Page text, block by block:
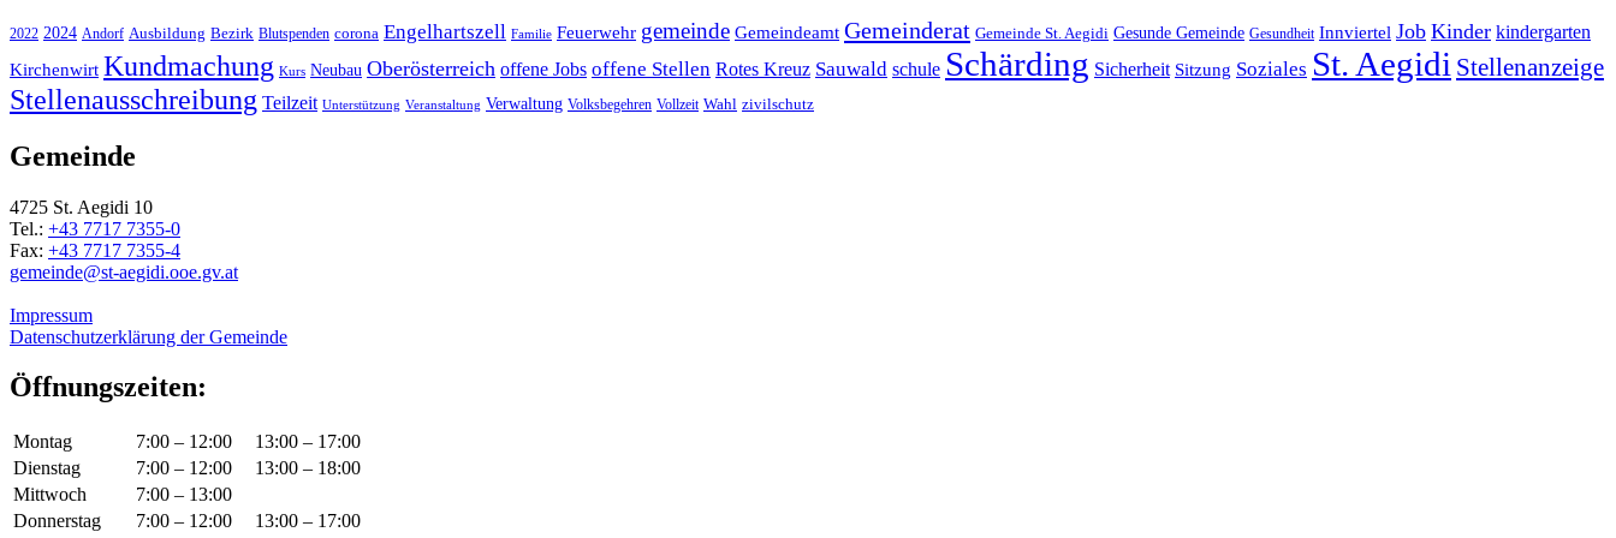
2022 2024 Andorf Ausbildung Bezirk Blutspenden corona Engelhartszell Familie Feuerwehr gemeinde Gemeindeamt Gemeinderat Gemeinde St. Aegidi Gesunde Gemeinde Gesundheit Innviertel Job Kinder kindergarten
Kirchenwirt Kundmachung Kurs Neubau Oberösterreich offene Jobs offene Stellen Rotes Kreuz Sauwald schule Schärding Sicherheit Sitzung Soziales St. Aegidi Stellenanzeige
Stellenausschreibung Teilzeit Unterstützung Veranstaltung Verwaltung Volksbegehren Vollzeit Wahl zivilschutz
Gemeinde
4725 St. Aegidi 10
Tel.: +43 7717 7355-0
Fax: +43 7717 7355-4
gemeinde@st-aegidi.ooe.gv.at
Impressum
Datenschutzerklärung der Gemeinde
Öffnungszeiten:
Montag 7:00 – 12:00
13:00 – 17:00
Dienstag
7:00 – 12:00
13:00 – 18:00
Mittwoch
7:00 – 13:00
Donnerstag
7:00 – 12:00 13:00 – 17:00